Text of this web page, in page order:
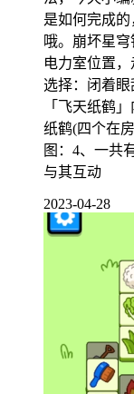
是如何完成
哦。崩坏星
电力室位置
选择：闭着
「飞天纸鹤
纸鹤(四个在
图：4、一共
与其互动
2023-04-28